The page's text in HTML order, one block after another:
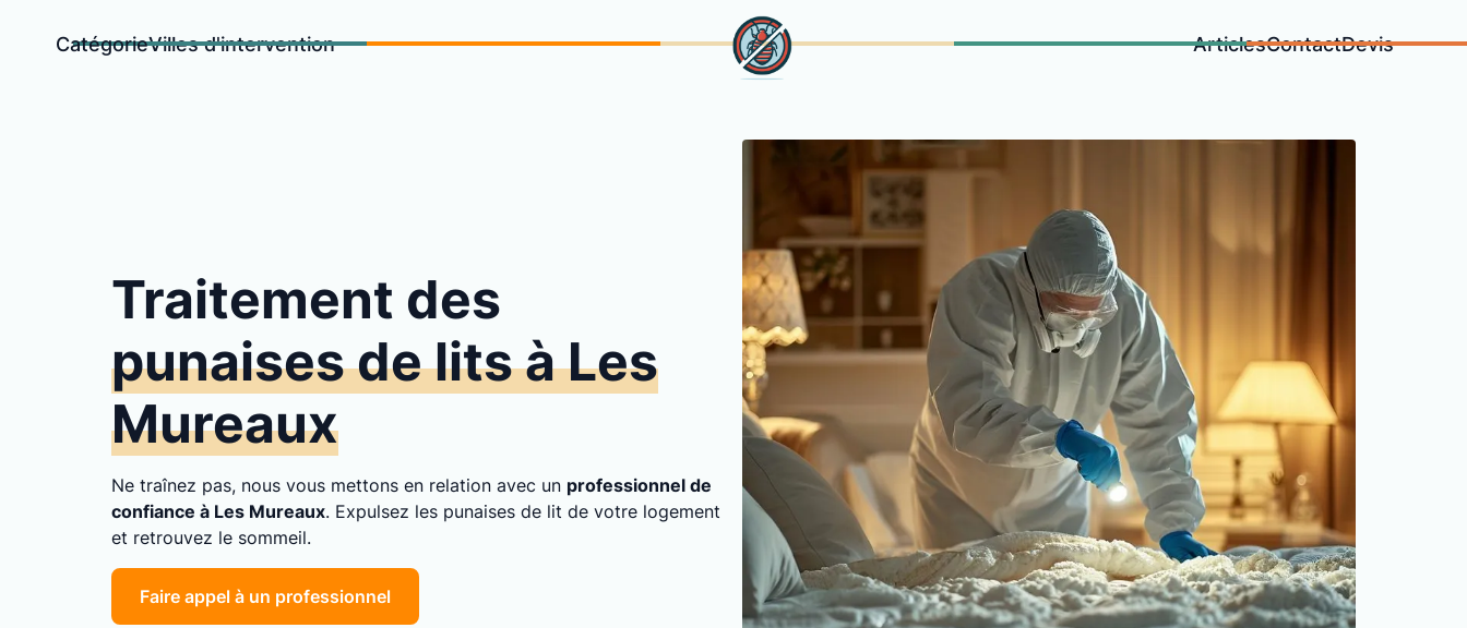
CatégorieVilles d'intervention ArticlesContactDevis
Traitement des
punaises de lits à Les
Mureaux
Ne traînez pas, nous vous mettons en relation avec un professionnel de
confiance à Les Mureaux. Expulsez les punaises de lit de votre logement
et retrouvez le sommeil.
Faire appel à un professionnel